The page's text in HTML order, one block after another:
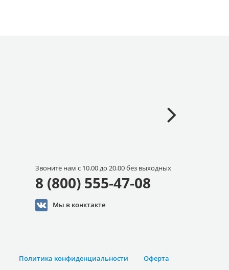
Звоните нам с 10.00 до 20.00 без выходных
8 (800) 555-47-08
Мы в конктакте
Оферта
Политика конфиденциальности